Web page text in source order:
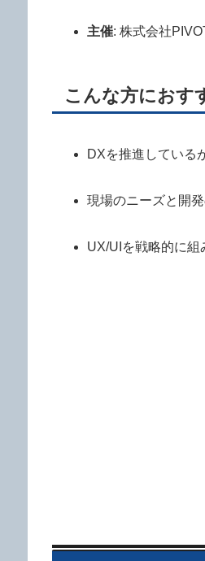
主催: 株式会社
こんな方におす
DXを推進している
現場のニーズと開
UX/UIを戦略的に